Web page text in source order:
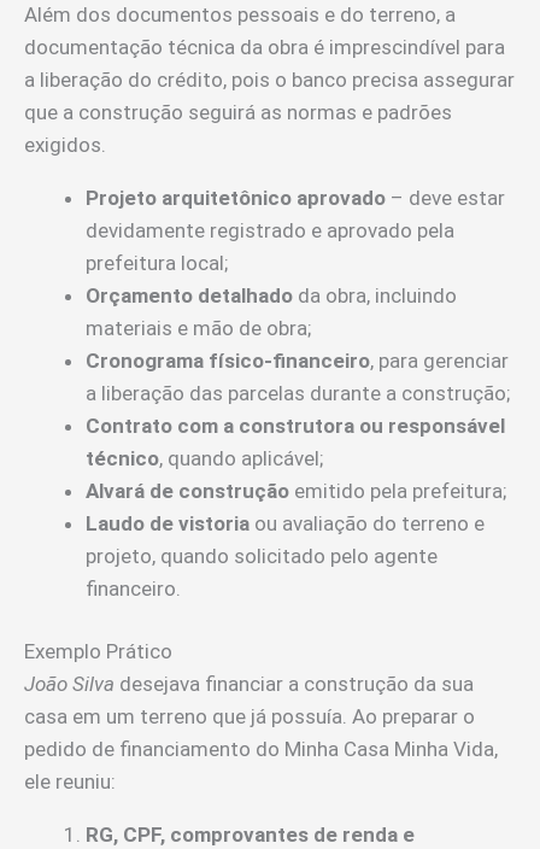
Além dos documentos pessoais e do terreno, a
documentação técnica da obra é imprescindível para
a liberação do crédito, pois o banco precisa assegurar
que a construção seguirá as normas e padrões
exigidos.
Projeto arquitetônico aprovado – deve estar
devidamente registrado e aprovado pela
prefeitura local;
Orçamento detalhado da obra, incluindo
materiais e mão de obra;
Cronograma físico-financeiro, para gerenciar
a liberação das parcelas durante a construção;
Contrato com a construtora ou responsável
técnico, quando aplicável;
Alvará de construção emitido pela prefeitura;
Laudo de vistoria ou avaliação do terreno e
projeto, quando solicitado pelo agente
financeiro.
Exemplo Prático
João Silva desejava financiar a construção da sua
casa em um terreno que já possuía. Ao preparar o
pedido de financiamento do Minha Casa Minha Vida,
ele reuniu:
RG, CPF, comprovantes de renda e